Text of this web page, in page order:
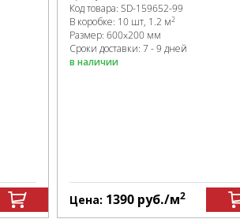
Код товара:SD-159652-99
В коробке: 10 шт, 1.2 м2
Размер:600x200 мм
Сроки доставки: 7 - 9 дней
в наличии
Цена: 1390 руб./м2